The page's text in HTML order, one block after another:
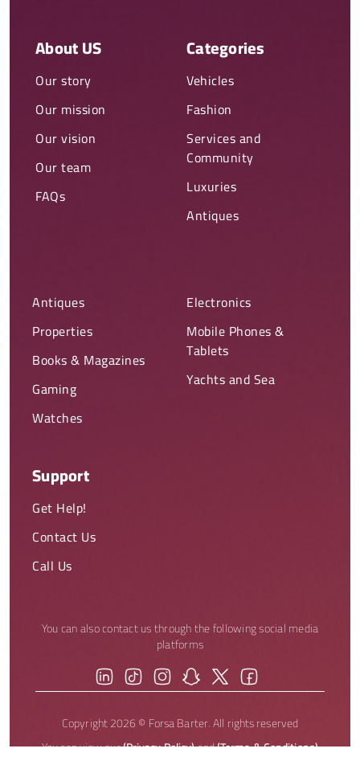
About US
Our story
Our mission
Our vision
Our team
FAQs
Categories
Vehicles
Fashion
Services and
Community
Luxuries
Antiques
Antiques
Properties
Books & Magazines
Gaming
Watches
Electronics
Mobile Phones &
Tablets
Yachts and Sea
Support
Get Help!
Contact Us
Call Us
You can also contact us through the following social media
platforms
Copyright 2026 © Forsa Barter. All rights reserved
You can view our(Privacy Policy)and(Terms & Conditions)